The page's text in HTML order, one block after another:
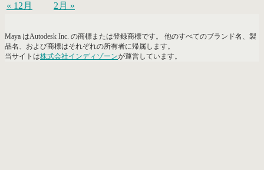
« 12月 2月 »
Maya はAutodesk Inc. の商標または登録商標です。 他のすべてのブランド名、製
品名、および商標はそれぞれの所有者に帰属します。
当サイトは株式会社インディゾーンが運営しています。